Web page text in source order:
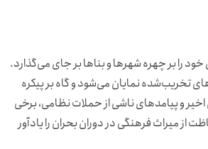
را بر چهره شهرها و بناها بر جای می‌گذارد.
تخریب‌شده نمایان می‌شود و گاه بر پیکره
و پیامدهای ناشی از حملات نظامی، برخی
از میراث فرهنگی در دوران بحران را یادآور